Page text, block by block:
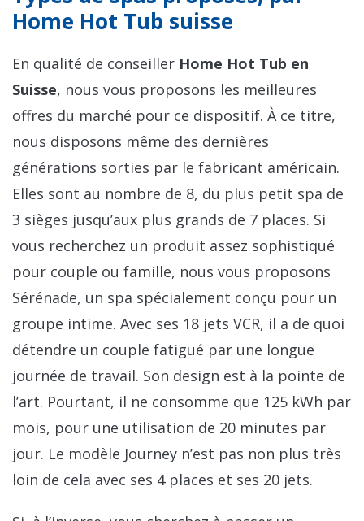
Home Hot Tub suisse
En qualité de conseiller Home Hot Tub en
Suisse, nous vous proposons les meilleures
offres du marché pour ce dispositif. À ce titre,
nous disposons même des dernières
générations sorties par le fabricant américain.
Elles sont au nombre de 8, du plus petit spa de
3 sièges jusqu’aux plus grands de 7 places. Si
vous recherchez un produit assez sophistiqué
pour couple ou famille, nous vous proposons
Sérénade, un spa spécialement conçu pour un
groupe intime. Avec ses 18 jets VCR, il a de quoi
détendre un couple fatigué par une longue
journée de travail. Son design est à la pointe de
l’art. Pourtant, il ne consomme que 125 kWh par
mois, pour une utilisation de 20 minutes par
jour. Le modèle Journey n’est pas non plus très
loin de cela avec ses 4 places et ses 20 jets.